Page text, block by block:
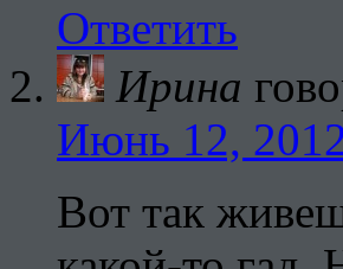
Ответить
Ирина
Июнь 12,
Вот так